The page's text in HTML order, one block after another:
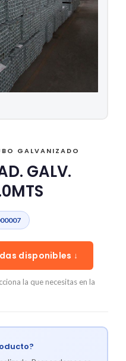
GALVANIZADO
GALV.
disponibles ↓
la que necesitas en la